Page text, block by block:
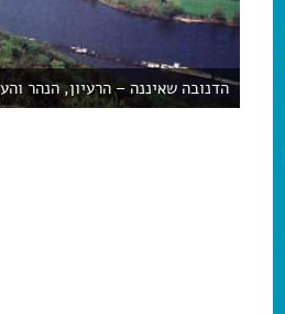
הדנובה שאיננה – הרעיון, הנהר